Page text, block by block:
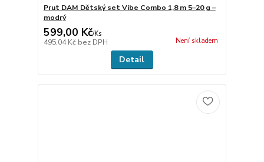
Prut DAM Dětský set Vibe Combo 1,8 m 5–20 g –
modrý
599,00 Kč/Ks
495,04 Kč bez DPH Není skladem
Detail